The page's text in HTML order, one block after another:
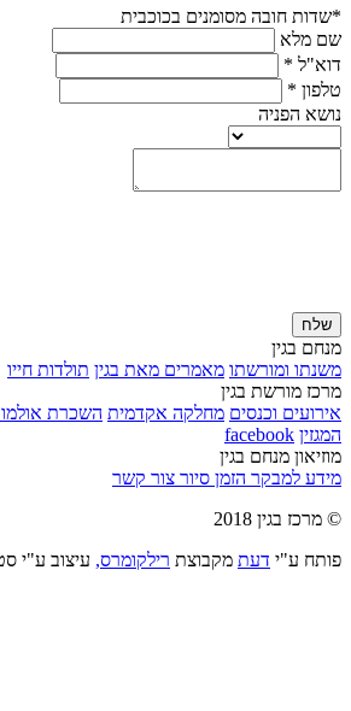
*שדות חובה מסומנים בכוכבית
שם מלא
דוא"ל *
טלפון *
נושא הפניה
שלח
מנחם בגין
משנתו ומורשתו מאמרים מאת בגין תולדות חייו
מרכז מורשת בגין
אירועים וכנסים מחלקה אקדמית השכרת
המגזין facebook
מוזיאון מנחם בגין
מידע למבקר הזמן סיור צור קשר
© מרכז בגין 2018
פותח ע"י דעת מקבוצת רילקומרס, עיצוב ע"י